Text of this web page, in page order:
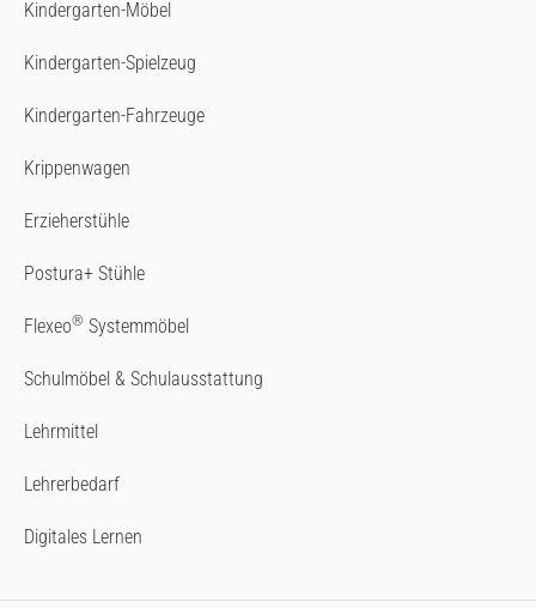
Kindergarten-Möbel
Kindergarten-Spielzeug
Kindergarten-Fahrzeuge
Krippenwagen
Erzieherstühle
Postura+ Stühle
Flexeo® Systemmöbel
Schulmöbel & Schulausstattung
Lehrmittel
Lehrerbedarf
Digitales Lernen